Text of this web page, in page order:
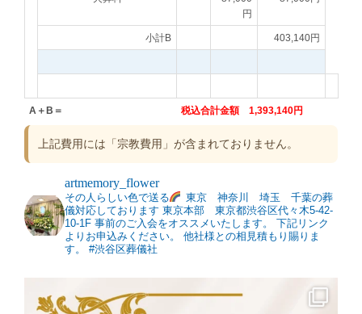
円
小計B 403,140円
A＋B＝ 税込合計金額 1,393,140円
上記費用には「宗教費用」が含まれておりません。
artmemory_flower
その人らしい色で送る
東京 神奈川 埼玉 千葉の葬
儀対応しております 東京本部 東京都渋谷区代々木5-42-
10-1F 事前のご入会をオススメいたします。
下記リンク
よりお申込みください。
他社様との相見積もり賜りま
す。
#渋谷区葬儀社